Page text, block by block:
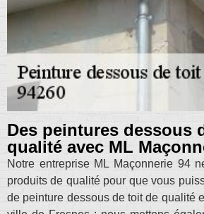
Des peintures dessous
qualité avec ML
Notre entreprise ML Maçonnerie 94
produits de qualité pour que vous
de peinture dessous de toit de qualité